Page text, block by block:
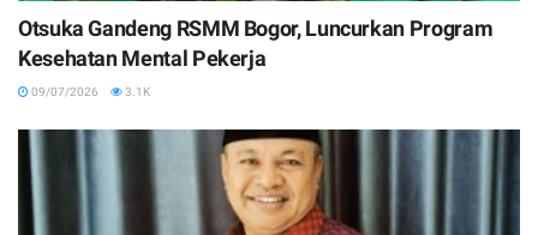
Otsuka Gandeng RSMM Bogor, Luncurkan Program
Kesehatan Mental Pekerja
09/07/2026 3.1K